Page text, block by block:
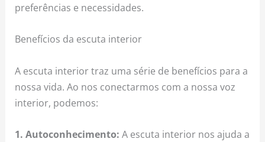
preferências e necessidades.
Benefícios da escuta interior
A escuta interior traz uma série de benefícios para a
nossa vida. Ao nos conectarmos com a nossa voz
interior, podemos:
1. Autoconhecimento: A escuta interior nos ajuda a